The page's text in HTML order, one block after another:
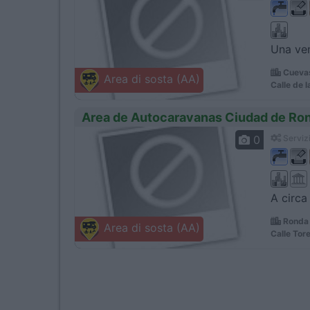
Area di sosta (AA)
Una
Calle de
Area de Autocaravanas Ciudad de
Area di sosta (AA)
0
A
Calle